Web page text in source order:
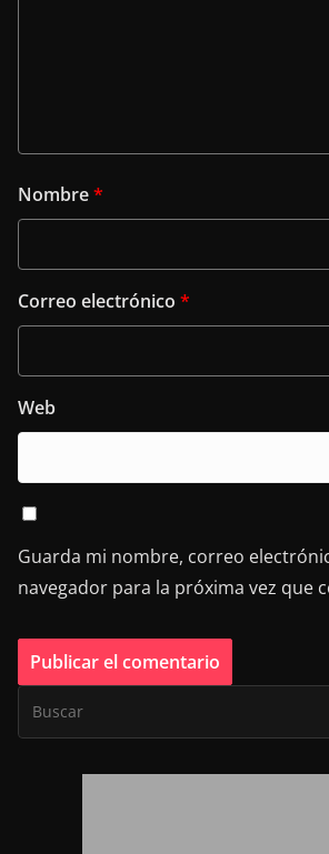
Nombre*
Correo electrónico *
Web
Guarda mi nombre, correo
navegador para la próxima vez que